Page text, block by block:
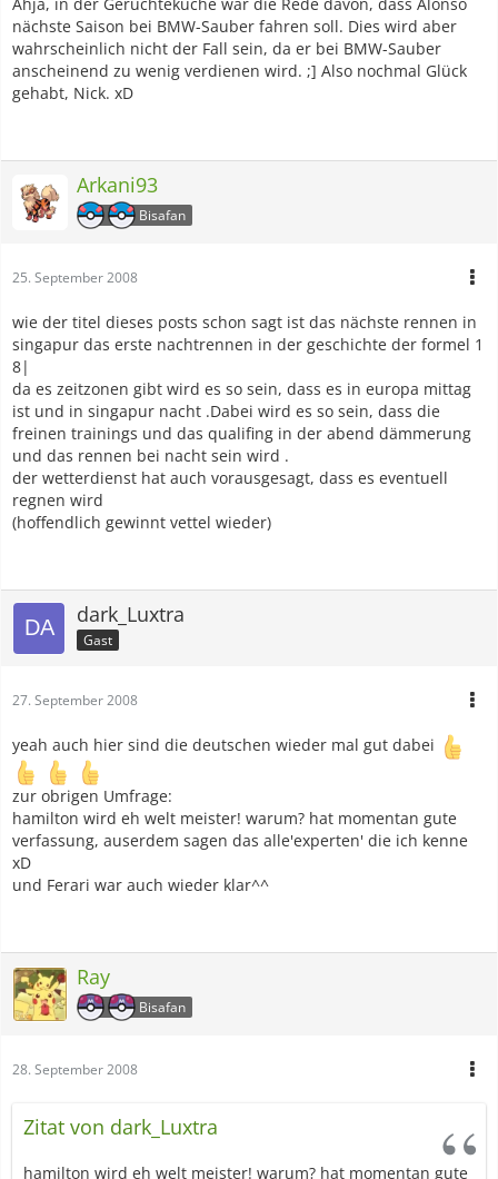
nächste Saison bei BMW-Sauber fahren soll. Dies wird aber
wahrscheinlich nicht der Fall sein, da er bei BMW-Sauber
anscheinend zu wenig verdienen wird. ;] Also nochmal Glück
gehabt, Nick. xD
Arkani93
Bisafan
25. September 2008
wie der titel dieses posts schon sagt ist das nächste rennen in
singapur das erste nachtrennen in der geschichte der formel 1
8|
da es zeitzonen gibt wird es so sein, dass es in europa mittag
ist und in singapur nacht .Dabei wird es so sein, dass die
freinen trainings und das qualifing in der abend dämmerung
und das rennen bei nacht sein wird .
der wetterdienst hat auch vorausgesagt, dass es eventuell
regnen wird
(hoffendlich gewinnt vettel wieder)
dark_Luxtra
Gast
27. September 2008
yeah auch hier sind die deutschen wieder mal gut dabei
zur obrigen Umfrage:
hamilton wird eh welt meister! warum? hat momentan gute
verfassung, auserdem sagen das alle'experten' die ich kenne
xD
und Ferari war auch wieder klar^^
Ray
Bisafan
28. September 2008
Zitat von dark_Luxtra
hamilton wird eh welt meister! warum? hat momentan gute